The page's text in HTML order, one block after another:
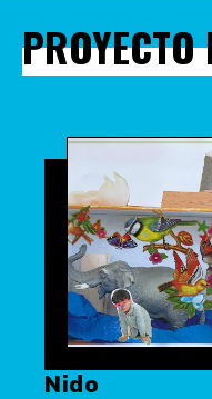
Nido